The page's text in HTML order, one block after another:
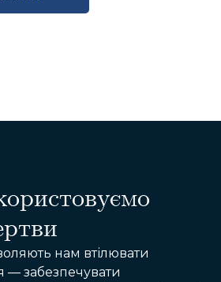
нам втілювати
— забезпечувати